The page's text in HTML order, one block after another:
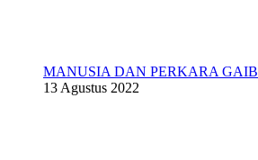
MANUSIA DAN PERKARA GAIB
13 Agustus 2022